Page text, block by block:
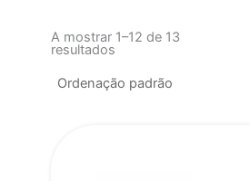
A mostrar 1–12 de 13
resultados